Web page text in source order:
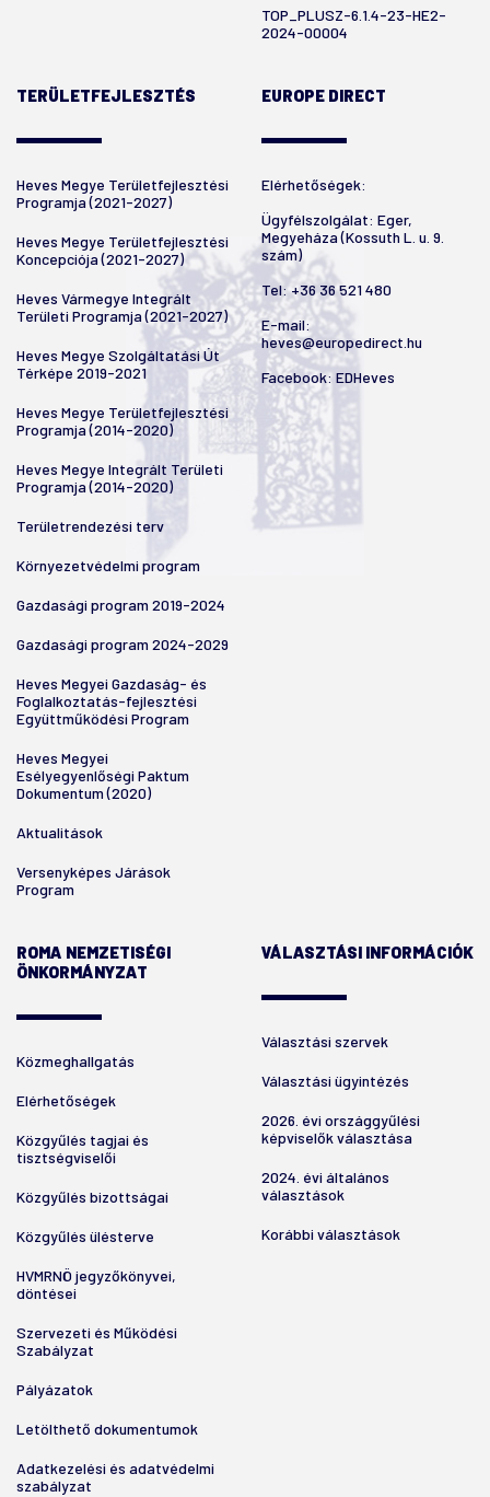
TOP_PLUSZ-6.1.4-23-HE2-
2024-00004
TERÜLETFEJLESZTÉS
Heves Megye Területfejlesztési
Programja (2021-2027)
Heves Megye Területfejlesztési
Koncepciója (2021-2027)
Heves Vármegye Integrált
Területi Programja (2021-2027)
Heves Megye Szolgáltatási Út
Térképe 2019-2021
Heves Megye Területfejlesztési
Programja (2014-2020)
Heves Megye Integrált Területi
Programja (2014-2020)
Területrendezési terv
Környezetvédelmi program
Gazdasági program 2019-2024
Gazdasági program 2024-2029
Heves Megyei Gazdaság- és
Foglalkoztatás-fejlesztési
Együttműködési Program
Heves Megyei
Esélyegyenlőségi Paktum
Dokumentum (2020)
Aktualitások
Versenyképes Járások
Program
EUROPE DIRECT
Elérhetőségek:
Ügyfélszolgálat: Eger,
Megyeháza (Kossuth L. u. 9.
szám)
Tel:+36 36 521 480
E-mail:
heves@europedirect.hu
Facebook: EDHeves
ROMA NEMZETISÉGI
ÖNKORMÁNYZAT
Közmeghallgatás
Elérhetőségek
Közgyűlés tagjai és
tisztségviselői
Közgyűlés bizottságai
Közgyűlés ülésterve
HVMRNÖ jegyzőkönyvei,
döntései
Szervezeti és Működési
Szabályzat
Pályázatok
Letölthető dokumentumok
Adatkezelési és adatvédelmi
szabályzat
VÁLASZTÁSI INFORMÁCIÓK
Választási szervek
Választási ügyintézés
2026. évi országgyűlési
képviselők választása
2024. évi általános
választások
Korábbi választások